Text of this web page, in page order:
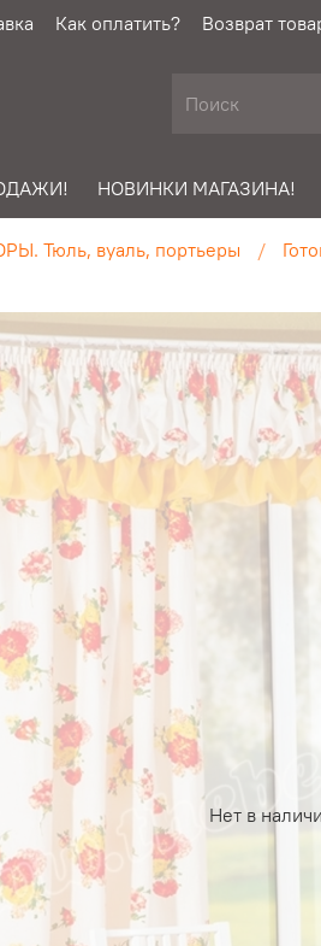
Как оплатить? Возврат
НОВИНКИ МАГАЗИНА!
Тюль, вуаль, портьеры
Нет в